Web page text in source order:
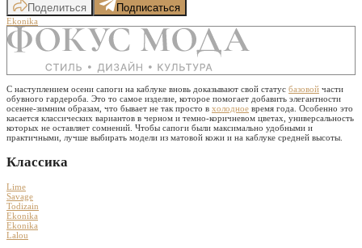
Поделиться Подписаться
Ekonika
С наступлением осени сапоги на каблуке вновь доказывают свой статус базовой части
обувного гардероба. Это то самое изделие, которое помогает добавить элегантности
осенне-зимним образам, что бывает не так просто в холодное время года. Особенно это
касается классических вариантов в черном и темно-коричневом цветах, универсальность
которых не оставляет сомнений. Чтобы сапоги были максимально удобными и
практичными, лучше выбирать модели из матовой кожи и на каблуке средней высоты.
Классика
Lime
Savage
Todizain
Ekonika
Ekonika
Lalou